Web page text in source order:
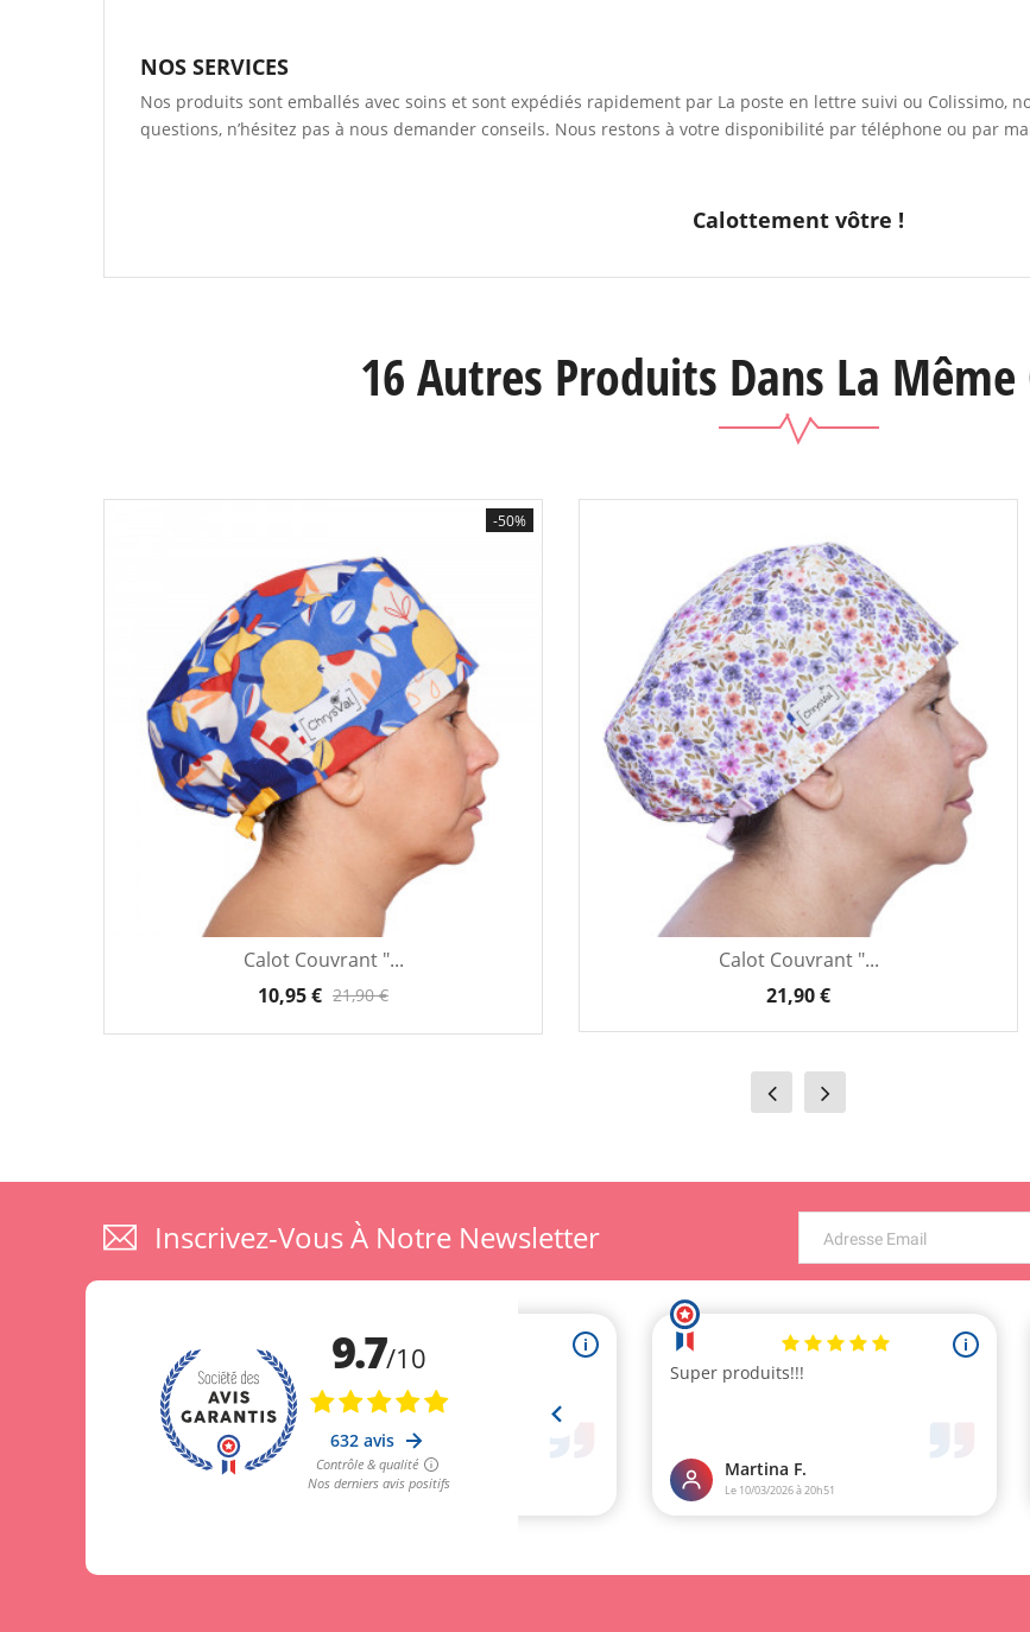
NOS SERVICES
Nos produits sont emballés avec soins et sont expédiés rapidement par La poste en lettre suivi ou Colissimo,
questions, n’hésitez pas à nous demander conseils. Nous restons à votre disponibilité par téléphone ou par
Calottement vôtre !
16 Autres Produits Dans La
-50%
Calot Couvrant "...
10,95 € 21,90 €
Calot Couvrant "...
21,90 €
Inscrivez-Vous À Notre Newsletter